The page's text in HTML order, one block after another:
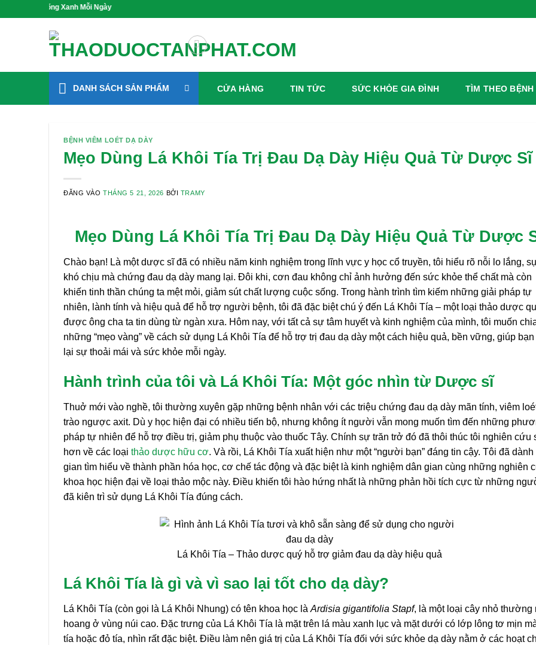
Sống Xanh Mỗi Ngày
DANH SÁCH SẢN PHẨM CỬA HÀNG TIN TỨC SỨC KHỎE GIA ĐÌNH TÌM THEO BỆNH
BỆNH VIÊM LOÉT DẠ DÀY
Mẹo Dùng Lá Khôi Tía Trị Đau Dạ Dày Hiệu Quả Từ Dược Sĩ
ĐĂNG VÀOTHÁNG 5 21, 2026 BỞI TRAMY
Mẹo Dùng Lá Khôi Tía Trị Đau Dạ Dày Hiệu Quả Từ Dược
Chào bạn! Là một dược sĩ đã có nhiều năm kinh nghiệm trong lĩnh vực y học cổ truyền, tôi hiểu rõ nỗi lo lắng,
khó chịu mà chứng đau dạ dày mang lại. Đôi khi, cơn đau không chỉ ảnh hưởng đến sức khỏe thể chất mà còn
khiến tinh thần chúng ta mệt mỏi, giảm sút chất lượng cuộc sống. Trong hành trình tìm kiếm những giải pháp tự
nhiên, lành tính và hiệu quả để hỗ trợ người bệnh, tôi đã đặc biệt chú ý đến Lá Khôi Tía – một loại thảo dược
được ông cha ta tin dùng từ ngàn xưa. Hôm nay, với tất cả sự tâm huyết và kinh nghiệm của mình, tôi muốn
những “mẹo vàng” về cách sử dụng Lá Khôi Tía để hỗ trợ trị đau dạ dày một cách hiệu quả, bền vững, giúp bạn
lại sự thoải mái và sức khỏe mỗi ngày.
Hành trình của tôi và Lá Khôi Tía: Một góc nhìn từ Dược sĩ
Thuở mới vào nghề, tôi thường xuyên gặp những bệnh nhân với các triệu chứng đau dạ dày mãn tính, viêm
trào ngược axit. Dù y học hiện đại có nhiều tiến bộ, nhưng không ít người vẫn mong muốn tìm đến những
pháp tự nhiên để hỗ trợ điều trị, giảm phụ thuộc vào thuốc Tây. Chính sự trăn trở đó đã thôi thúc tôi nghiên cứu
hơn về các loại thảo dược hữu cơ. Và rồi, Lá Khôi Tía xuất hiện như một “người bạn” đáng tin cậy. Tôi đã
gian tìm hiểu về thành phần hóa học, cơ chế tác động và đặc biệt là kinh nghiệm dân gian cùng những nghiên
khoa học hiện đại về loại thảo mộc này. Điều khiến tôi hào hứng nhất là những phản hồi tích cực từ những
đã kiên trì sử dụng Lá Khôi Tía đúng cách.
Lá Khôi Tía – Thảo dược quý hỗ trợ giảm đau dạ dày hiệu quả
Lá Khôi Tía là gì và vì sao lại tốt cho dạ dày?
Lá Khôi Tía (còn gọi là Lá Khôi Nhung) có tên khoa học là Ardisia gigantifolia Stapf, là một loại cây nhỏ thường
hoang ở vùng núi cao. Đặc trưng của Lá Khôi Tía là mặt trên lá màu xanh lục và mặt dưới có lớp lông tơ mịn
tía hoặc đỏ tía, nhìn rất đặc biệt. Điều làm nên giá trị của Lá Khôi Tía đối với sức khỏe dạ dày nằm ở các hoạt